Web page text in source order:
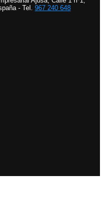
- Tel. 967 240 648